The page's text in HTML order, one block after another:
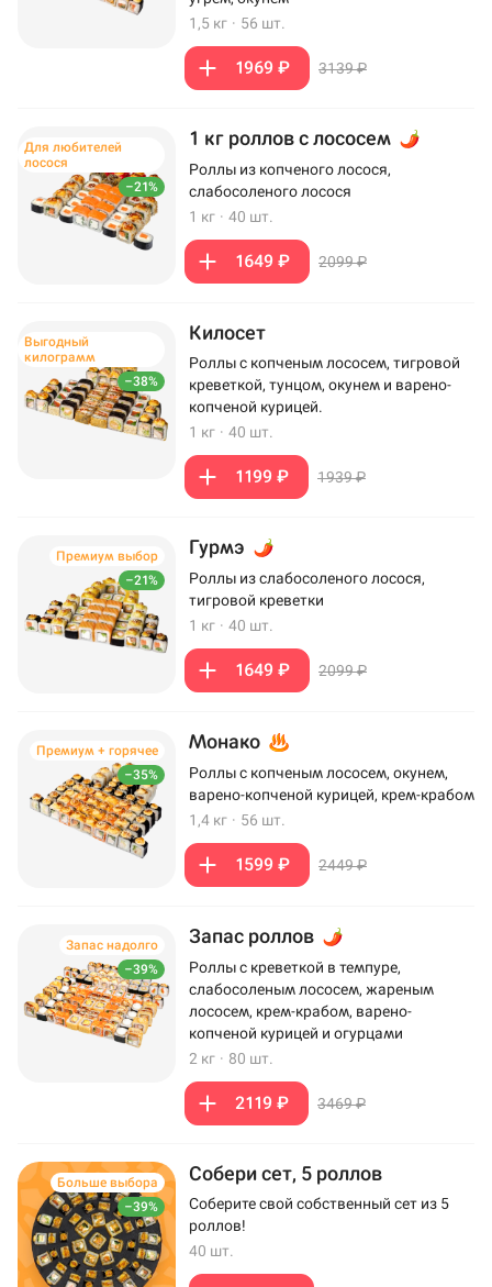
1,5 кг · 56 шт.
1969 ₽ 3139 ₽
–21%
Для любителей
лосося
1 кг роллов с лососем
Роллы из копченого лосося,
слабосоленого лосося
1 кг · 40 шт.
1649 ₽ 2099 ₽
–38%
Выгодный
килограмм
Килосет
Роллы с копченым лососем, тигровой
креветкой, тунцом, окунем и варено-
копченой курицей.
1 кг · 40 шт.
1199 ₽ 1939 ₽
–21%
Премиум выбор Гурмэ
Роллы из слабосоленого лосося,
тигровой креветки
1 кг · 40 шт.
1649 ₽ 2099 ₽
–35%
Премиум + горячее Монако
Роллы с копченым лососем, окунем,
варено-копченой курицей, крем-крабом
1,4 кг · 56 шт.
1599 ₽ 2449 ₽
–39%
Запас надолго Запас роллов
Роллы с креветкой в темпуре,
слабосоленым лососем, жареным
лососем, крем-крабом, варено-
копченой курицей и огурцами
2 кг · 80 шт.
2119 ₽ 3469 ₽
–39%
Больше выбора Собери сет, 5 роллов
Соберите свой собственный сет из 5
роллов!
40 шт.